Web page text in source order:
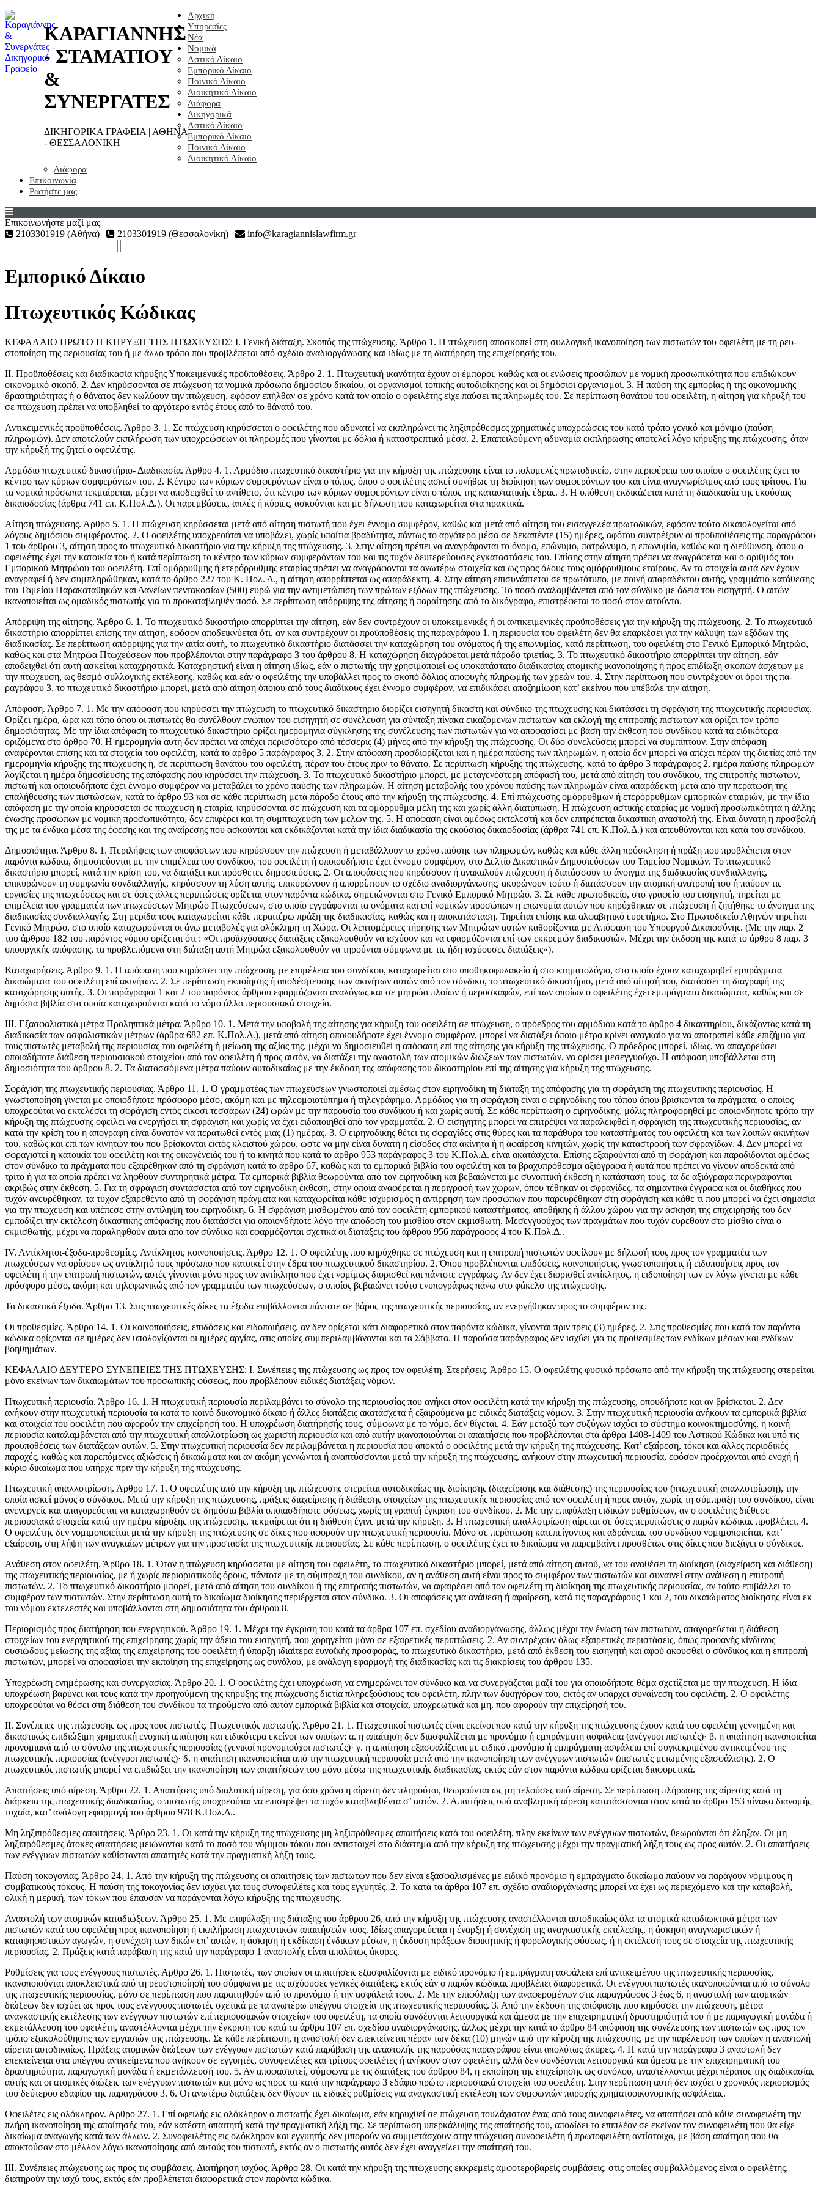
ΚΑΡΑΓΙΑΝΝΗΣ
- ΣΤΑΜΑΤΙΟΥ
&
ΣΥΝΕΡΓΑΤΕΣ
ΔΙΚΗΓΟΡΙΚΑ ΓΡΑΦΕΙΑ | ΑΘΗΝΑ
- ΘΕΣΣΑΛΟΝΙΚΗ
Αρχική
Υπηρεσίες
Νέα
Νομικά
Αστικό Δίκαιο
Εμπορικό Δίκαιο
Ποινικό Δίκαιο
Διοικητικό Δίκαιο
Διάφορα
Δικηγορικά
Αστικό Δίκαιο
Εμπορικό Δίκαιο
Ποινικό Δίκαιο
Διοικητικό Δίκαιο
Διάφορα
Επικοινωνία
Ρωτήστε μας
Επικοινωνήστε μαζί μας
2103301919 (Αθήνα) |
2103301919 (Θεσσαλονίκη) | info@karagiannislawfirm.gr
Εμπορικό Δίκαιο
Πτωχευτικός Κώδικας
ΚΕΦΑΛΑΙΟ ΠΡΩΤΟ Η ΚΗΡΥΞΗ ΤΗΣ ΠΤΩΧΕΥΣΗΣ: Ι. Γενική διάταξη. Σκοπός της πτώχευσης. Άρθρο 1. Η πτώχευση αποσκοπεί στη συλλογική ικανοποίηση των πιστωτών του οφειλέτη με τη ρευ­
στοποίηση της περιουσίας του ή με άλλο τρόπο που προβλέπεται από σχέδιο αναδιοργάνωσης και ιδίως με τη διατήρηση της επιχείρησής του.
ΙΙ. Προϋποθέσεις και διαδικασία κήρυξης Υποκειμενικές προϋποθέσεις. Άρθρο 2. 1. Πτωχευτική ικανότητα έχουν οι έμποροι, καθώς και οι ενώσεις προσώπων με νομική προσωπι­κότητα που επιδιώκουν
οικονομικό σκοπό. 2. Δεν κηρύσσονται σε πτώχευση τα νομικά πρόσωπα δημοσίου δικαίου, οι οργανισμοί τοπικής αυτοδιοίκησης και οι δημόσιοι οργανισμοί. 3. Η παύση της εμπορίας ή της οικονομικής
δραστη­ριότητας ή ο θάνατος δεν κωλύουν την πτώχευση, εφό­σον επήλθαν σε χρόνο κατά τον οποίο ο οφειλέτης είχε παύσει τις πληρωμές του. Σε περίπτωση θανάτου του οφειλέτη, η αίτηση για κήρυξή του
σε πτώχευση πρέπει να υποβληθεί το αργότερο εντός έτους από το θάνατό του.
Αντικειμενικές προϋποθέσεις. Άρθρο 3. 1. Σε πτώχευση κηρύσσεται ο οφειλέτης που αδυνατεί να εκπληρώνει τις ληξιπρόθεσμες χρη­ματικές υποχρεώσεις του κατά τρόπο γενικό και μόνι­μο (παύση
πληρωμών). Δεν αποτελούν εκπλήρωση των υποχρεώσεων οι πληρωμές που γίνονται με δόλια ή καταστρεπτικά μέσα. 2. Επαπειλούμενη αδυναμία εκπλήρωσης αποτελεί λόγο κήρυξης της πτώχευσης, όταν
την κήρυξή της ζητεί ο οφειλέτης.
Αρμόδιο πτωχευτικό δικαστήριο- Διαδικασία. Άρθρο 4. 1. Αρμόδιο πτωχευτικό δικαστήριο για την κήρυξη της πτώχευσης είναι το πολυμελές πρωτοδικείο, στην περιφέρεια του οποίου ο οφειλέτης έχει το
κέντρο των κύριων συμφερόντων του. 2. Κέντρο των κύριων συμφερόντων είναι ο τόπος, όπου ο οφειλέτης ασκεί συνήθως τη διοίκηση των συμφερόντων του και είναι αναγνωρίσιμος από τους τρίτους. Για
τα νομικά πρόσωπα τεκμαίρεται, μέχρι να αποδειχθεί το αντίθετο, ότι κέντρο των κύριων συμφε­ρόντων είναι ο τόπος της καταστατικής έδρας. 3. Η υπόθεση εκδικάζεται κατά τη διαδικασία της εκούσιας
δικαιοδοσίας (άρθρα 741 επ. Κ.Πολ.Δ.). Οι πα­ρεμβάσεις, απλές ή κύριες, ασκούνται και με δήλωση που καταχωρείται στα πρακτικά.
Αίτηση πτώχευσης. Άρθρο 5. 1. Η πτώχευση κηρύσσεται μετά από αίτηση πιστωτή που έχει έννομο συμφέρον, καθώς και μετά από αίτηση του εισαγγελέα πρωτοδικών, εφόσον τούτο δικαιολογείται από
λόγους δημόσιου συμφέροντος. 2. Ο οφειλέτης υποχρεούται να υποβάλει, χωρίς υπαί­τια βραδύτητα, πάντως το αργότερο μέσα σε δεκαπέντε (15) ημέρες, αφότου συντρέξουν οι προϋποθέσεις της παραγράφου
1 του άρθρου 3, αίτηση προς το πτωχευ­τικό δικαστήριο για την κήρυξη της πτώχευσης. 3. Στην αίτηση πρέπει να αναγράφονται το όνομα, επώνυμο, πατρώνυμο, η επωνυμία, καθώς και η διεύ­θυνση, όπου ο
οφειλέτης έχει την κατοικία του ή κατά περίπτωση το κέντρο των κύριων συμφερόντων του και τις τυχόν δευτερεύουσες εγκαταστάσεις του. Επίσης στην αίτηση πρέπει να αναγράφεται και ο αριθμός του
Εμπορικού Μητρώου του οφειλέτη. Επί ομόρρυθμης ή ετερόρρυθμης εταιρίας πρέπει να αναγράφονται τα ανωτέρω στοιχεία και ως προς όλους τους ομόρρυθ­μους εταίρους. Αν τα στοιχεία αυτά δεν έχουν
αναγρα­φεί ή δεν συμπληρώθηκαν, κατά το άρθρο 227 του Κ. Πολ. Δ., η αίτηση απορρίπτεται ως απαράδεκτη. 4. Στην αίτηση επισυνάπτεται σε πρωτότυπο, με ποινή απαραδέκτου αυτής, γραμμάτιο κατάθεσης
του Ταμείου Παρακαταθηκών και Δανείων πεντακοσίων (500) ευρώ για την αντιμετώπιση των πρώτων εξόδων της πτώ­χευσης. Το ποσό αναλαμβάνεται από τον σύνδικο με άδεια του εισηγητή. Ο αιτών
ικανοποιείται ως ομαδικός πιστωτής για το προκαταβληθέν ποσό. Σε περίπτωση απόρριψης της αίτησης ή παραίτησης από το δικόγρα­φο, επιστρέφεται το ποσό στον αιτούντα.
Απόρριψη της αίτησης. Άρθρο 6. 1. Το πτωχευτικό δικαστήριο απορρίπτει την αίτηση, εάν δεν συντρέχουν οι υποκειμενικές ή οι αντικειμενικές προϋποθέσεις για την κήρυξη της πτώ­χευσης. 2. Το πτωχευτικό
δικαστήριο απορρίπτει επίσης την αίτηση, εφόσον αποδεικνύεται ότι, αν και συντρέχουν οι προϋποθέσεις της παραγράφου 1, η περιουσία του οφειλέτη δεν θα επαρκέσει για την κάλυψη των εξόδων της
διαδικασίας. Σε περίπτωση απόρριψης για την αιτία αυτή, το πτωχευτικό δικαστήριο διατάσσει την καταχώ­ρηση του ονόματος ή της επωνυμίας, κατά περίπτωση, του οφειλέτη στο Γενικό Εμπορικό Μητρώο,
καθώς και στα Μητρώα Πτωχεύσεων που προβλέπονται στην πα­ράγραφο 3 του άρθρου 8. Η καταχώρηση διαγράφεται μετά πάροδο τριετίας. 3. Το πτωχευτικό δικαστήριο απορρίπτει την αίτηση, εάν
αποδειχθεί ότι αυτή ασκείται καταχρηστικά. Κα­ταχρηστική είναι η αίτηση ιδίως, εάν ο πιστωτής την χρησιμοποιεί ως υποκατάστατο διαδικασίας ατομικής ικανοποίησης ή προς επιδίωξη σκοπών άσχετων με
την πτώχευση, ως θεσμό συλλογικής εκτέλεσης, καθώς και εάν ο οφειλέτης την υποβάλλει προς το σκοπό δόλιας αποφυγής πληρωμής των χρεών του. 4. Στην περίπτωση που συντρέχουν οι όροι της πα­
ραγράφου 3, το πτωχευτικό δικαστήριο μπορεί, μετά από αίτηση όποιου από τους διαδίκους έχει έννομο συμφέρον, να επιδικάσει αποζημίωση κατ’ εκείνου που υπέβαλε την αίτηση.
Απόφαση. Άρθρο 7. 1. Με την απόφαση που κηρύσσει την πτώ­χευση το πτωχευτικό δικαστήριο διορίζει εισηγητή δικα­στή και σύνδικο της πτώχευσης και διατάσσει τη σφρά­γιση της πτωχευτικής περιουσίας.
Ορίζει ημέρα, ώρα και τόπο όπου οι πιστωτές θα συνέλθουν ενώπιον του εισηγητή σε συνέλευση για σύνταξη πίνακα εικαζόμενων πιστωτών και εκλογή της επιτροπής πιστωτών και ορίζει τον τρόπο
δημοσιότητας. Με την ίδια απόφαση το πτω­χευτικό δικαστήριο ορίζει ημερομηνία σύγκλησης της συνέλευσης των πιστωτών για να αποφασίσει με βάση την έκθεση του συνδίκου κατά τα ειδικότερα
οριζόμενα στο άρθρο 70. Η ημερομηνία αυτή δεν πρέπει να απέχει περισσότερο από τέσσερις (4) μήνες από την κήρυξη της πτώχευσης. Οι δύο συνελεύσεις μπορεί να συμπίπτουν. Στην απόφαση
αναφέρονται επίσης και τα στοιχεία του οφειλέτη, κατά το άρθρο 5 παράγραφος 3. 2. Στην απόφαση προσδιορίζεται και η ημέρα παύσης των πληρωμών, η οποία δεν μπορεί να απέχει πέραν της διετίας από την
ημερομηνία κήρυξης της πτώχευσης ή, σε περίπτωση θανάτου του οφειλέτη, πέραν του έτους πριν το θάνατο. Σε περίπτωση κήρυξης της πτώχευσης, κατά το άρθρο 3 παράγραφος 2, ημέρα παύσης πλη­ρωμών
λογίζεται η ημέρα δημοσίευσης της απόφασης που κηρύσσει την πτώχευση. 3. Το πτωχευτικό δικαστήριο μπορεί, με μεταγενέστε­ρη απόφασή του, μετά από αίτηση του συνδίκου, της επιτροπής πιστωτών,
πιστωτή και οποιουδήποτε έχει έννομο συμφέρον να μεταβάλει το χρόνο παύσης των πληρωμών. Η αίτηση μεταβολής του χρόνου παύσης των πληρωμών είναι απαράδεκτη μετά από την περάτωση της
επαλήθευσης των πιστώσεων, κατά το άρθρο 93 και σε κάθε περίπτωση μετά πάροδο έτους από την κήρυξη της πτώχευσης. 4. Επί πτώχευσης ομόρρυθμων ή ετερόρρυθμων εμπορικών εταιριών, με την ίδια
απόφαση με την οποία κηρύσσεται σε πτώχευση η εταιρία, κηρύσσονται σε πτώχευση και τα ομόρρυθμα μέλη της και χωρίς άλλη διατύπωση. Η πτώχευση αστικής εταιρίας με νομική προσωπικότητα ή άλλης
ένωσης προσώπων με νομική προσωπικότητα, δεν επιφέρει και τη συμπτώχευση των μελών της. 5. Η απόφαση είναι αμέσως εκτελεστή και δεν επιτρέ­πεται δικαστική αναστολή της. Είναι δυνατή η προσβολή
της με τα ένδικα μέσα της έφεσης και της αναίρεσης που ασκούνται και εκδικάζονται κατά την ίδια διαδικα­σία της εκούσιας δικαιοδοσίας (άρθρα 741 επ. Κ.Πολ.Δ.) και απευθύνονται και κατά του συνδίκου.
Δημοσιότητα. Άρθρο 8. 1. Περιλήψεις των αποφάσεων που κηρύσ­σουν την πτώχευση ή μεταβάλλουν το χρόνο παύσης των πληρωμών, καθώς και κάθε άλλη πρόσκληση ή πράξη που προβλέπεται στον
παρόντα κώδικα, δημο­σιεύονται με την επιμέλεια του συνδίκου, του οφειλέ­τη ή οποιουδήποτε έχει έννομο συμφέρον, στο Δελτίο Δικαστικών Δημοσιεύσεων του Ταμείου Νομικών. Το πτωχευτικό
δικαστήριο μπορεί, κατά την κρίση του, να διατάξει και πρόσθετες δημοσιεύσεις. 2. Οι αποφάσεις που κηρύσσουν ή ανακαλούν πτώ­χευση ή διατάσσουν το άνοιγμα της διαδικασίας συν­διαλλαγής,
επικυρώνουν τη συμφωνία συνδιαλλαγής, κηρύσσουν τη λύση αυτής, επικυρώνουν ή απορρίπτουν το σχέδιο αναδιοργάνωσης, ακυρώνουν τούτο ή διατάσ­σουν την ατομική ανατροπή του ή παύουν τις
εργασίες της πτωχεύσεως και σε όσες άλλες περιπτώσεις ορί­ζεται στον παρόντα κώδικα, σημειώνονται στο Γενικό Εμπορικό Μητρώο. 3. Σε κάθε πρωτοδικείο, στο γραφείο του εισηγητή, τηρείται με
επιμέλεια του γραμματέα των πτωχεύσε­ων Μητρώο Πτωχεύσεων, στο οποίο εγγράφονται τα ονόματα και επί νομικών προσώπων η επωνυμία αυτών που κηρύχθηκαν σε πτώχευση ή ζητήθηκε το άνοιγμα της
διαδικασίας συνδιαλλαγής. Στη μερίδα τους κατα­χωρείται κάθε περαιτέρω πράξη της διαδικασίας, καθώς και η αποκατάσταση. Τηρείται επίσης και αλφαβητικό ευρετήριο. Στο Πρωτοδικείο Αθηνών τηρείται
Γενικό Μητρώο, στο οποίο καταχωρούνται οι άνω μεταβολές για ολόκληρη τη Χώρα. Οι λεπτομέρειες τήρησης των Μητρώων αυτών καθορίζονται με Απόφαση του Υπουρ­γού Δικαιοσύνης. (Με την παρ. 2
του άρθρου 182 του παρόντος νόμου ορίζεται ότι : «Οι προϊσχύσασες διατάξεις εξακολουθούν να ισχύ­ουν και να εφαρμόζονται επί των εκκρεμών διαδικασιών. Μέχρι την έκδοση της κατά το άρθρο 8 παρ. 3
υπουρ­γικής απόφασης, τα προβλεπόμενα στη διάταξη αυτή Μητρώα εξακολουθούν να τηρούνται σύμφωνα με τις ήδη ισχύουσες διατάξεις»).
Καταχωρήσεις. Άρθρο 9. 1. Η απόφαση που κηρύσσει την πτώχευση, με επιμέλεια του συνδίκου, καταχωρείται στο υποθη­κοφυλακείο ή στο κτηματολόγιο, στο οποίο έχουν κα­ταχωρηθεί εμπράγματα
δικαιώματα του οφειλέτη επί ακινήτων. 2. Σε περίπτωση εκποίησης ή αποδέσμευσης των ακι­νήτων αυτών από τον σύνδικο, το πτωχευτικό δικαστή­ριο, μετά από αίτησή του, διατάσσει τη διαγραφή της
καταχώρησης αυτής. 3. Οι παράγραφοι 1 και 2 του παρόντος άρθρου εφαρ­μόζονται αναλόγως και σε μητρώα πλοίων ή αεροσκα­φών, επί των οποίων ο οφειλέτης έχει εμπράγματα δικαιώματα, καθώς και σε
δημόσια βιβλία στα οποία καταχωρούνται κατά το νόμο άλλα περιουσιακά στοι­χεία.
ΙΙΙ. Εξασφαλιστικά μέτρα Προληπτικά μέτρα. Άρθρο 10. 1. Μετά την υποβολή της αίτησης για κή­ρυξη του οφειλέτη σε πτώχευση, ο πρόεδρος του αρ­μόδιου κατά το άρθρο 4 δικαστηρίου, δικάζοντας κατά τη
διαδικασία των ασφαλιστικών μέτρων (άρθρα 682 επ. Κ.Πολ.Δ.), μετά από αίτηση οποιουδήποτε έχει έννομο συμφέρον, μπορεί να διατάξει όποιο μέτρο κρίνει ανα­γκαίο για να αποτραπεί κάθε επιζήμια για
τους πιστω­τές μεταβολή της περιουσίας του οφειλέτη ή μείωση της αξίας της, μέχρι να δημοσιευθεί η απόφαση επί της αίτησης για κήρυξη της πτώχευσης. Ο πρόεδρος μπορεί, ιδίως, να απαγορεύσει
οποιαδήποτε διάθεση περιουσιακού στοιχείου από τον οφειλέτη ή προς αυτόν, να διατάξει την αναστολή των ατομικών διώξεων των πιστωτών, να ορίσει μεσεγγυούχο. Η απόφαση υποβάλ­λεται στη
δημοσιότητα του άρθρου 8. 2. Τα διατασσόμενα μέτρα παύουν αυτοδικαίως με την έκδοση της απόφασης του δικαστηρίου επί της αίτησης για κήρυξη της πτώχευσης.
Σφράγιση της πτωχευτικής περιουσίας. Άρθρο 11. 1. Ο γραμματέας των πτωχεύσεων γνωστο­ποιεί αμέσως στον ειρηνοδίκη τη διάταξη της απόφα­σης για τη σφράγιση της πτωχευτικής περιουσίας. Η
γνωστοποίηση γίνεται με οποιοδήποτε πρόσφορο μέσο, ακόμη και με τηλεομοιοτύπημα ή τηλεγράφημα. Αρμό­διος για τη σφράγιση είναι ο ειρηνοδίκης του τόπου όπου βρίσκονται τα πράγματα, ο οποίος
υποχρεούται να εκτελέσει τη σφράγιση εντός είκοσι τεσσάρων (24) ωρών με την παρουσία του συνδίκου ή και χωρίς αυτή. Σε κάθε περίπτωση ο ειρηνοδίκης, μόλις πληροφορηθεί με οποιονδήποτε τρόπο την
κήρυξη της πτώχευσης οφείλει να ενεργήσει τη σφράγιση και χωρίς να έχει ειδοποιηθεί από τον γραμματέα. 2. Ο εισηγητής μπορεί να επιτρέψει να παραλειφθεί η σφράγιση της πτωχευτικής περιουσίας, αν
κατά την κρίση του η απογραφή είναι δυνατόν να περατωθεί εντός μιας (1) ημέρας. 3. Ο ειρηνοδίκης θέτει τις σφραγίδες στις θύρες και τα παράθυρα του καταστήματος του οφειλέτη και των λοιπών ακινήτων
του, καθώς και επί των κινητών του που βρίσκονται εκτός κλειστού χώρου, ώστε να μην είναι δυνατή η είσοδος στα ακίνητα ή η αφαίρεση κινητών, χωρίς την καταστροφή των σφραγίδων. 4. Δεν μπορεί να
σφραγιστεί η κατοικία του οφειλέτη και της οικογένειάς του ή τα κινητά που κατά το άρ­θρο 953 παράγραφος 3 του Κ.Πολ.Δ. είναι ακατάσχετα. Επίσης εξαιρούνται από τη σφράγιση και παραδίδονται αμέσως
στον σύνδικο τα πράγματα που εξαιρέθηκαν από τη σφράγιση κατά το άρθρο 67, καθώς και τα εμπορικά βιβλία του οφειλέτη και τα βραχυπρόθεσμα αξιόγραφα ή αυτά που πρέπει να γίνουν αποδεκτά από
τρίτο ή για τα οποία πρέπει να ληφθούν συντηρητικά μέτρα. Τα εμπορικά βιβλία θεωρούνται από τον ειρηνο­δίκη και βεβαιώνεται με συνοπτική έκθεση η κατάστασή τους, τα δε αξιόγραφα περιγράφονται
ακριβώς στην έκθεση. 5. Για τη σφράγιση συντάσσεται από τον ειρηνοδίκη έκθεση, στην οποία αναφέρεται η περιγραφή των χώ­ρων, όπου τέθηκαν οι σφραγίδες, τα σημαντικά έγγραφα και οι διαθήκες που
τυχόν ανευρέθηκαν, τα τυχόν εξαιρεθέντα από τη σφράγιση πράγματα και καταχωρεί­ται κάθε ισχυρισμός ή αντίρρηση των προσώπων που παρευρέθηκαν στη σφράγιση και κάθε τι που μπορεί να έχει σημασία
για την πτώχευση και υπέπεσε στην αντίληψη του ειρηνοδίκη. 6. Η σφράγιση μισθωμένου από τον οφειλέτη εμπορι­κού καταστήματος, αποθήκης ή άλλου χώρου για την άσκηση της επιχειρήσής του δεν
εμποδίζει την εκτέλεση δικαστικής απόφασης που διατάσσει για οποιονδήποτε λόγο την απόδοση του μισθίου στον εκμισθωτή. Με­σεγγυούχος των πραγμάτων που τυχόν ευρεθούν στο μίσθιο είναι ο
εκμισθωτής, μέχρι να παραληφθούν αυτά από τον σύνδικο και εφαρμόζονται σχετικά οι διατάξεις του άρθρου 956 παράγραφος 4 του Κ.Πολ.Δ..
ΙV. Aντίκλητοι-έξοδα-προθεσμίες. Αντίκλητοι, κοινοποιήσεις. Άρθρο 12. 1. Ο οφειλέτης που κηρύχθηκε σε πτώχευ­ση και η επιτροπή πιστωτών οφείλουν με δήλωσή τους προς τον γραμματέα των
πτωχεύσεων να ορίσουν ως αντίκλητό τους πρόσωπο που κατοικεί στην έδρα του πτωχευτικού δικαστηρίου. 2. Όπου προβλέπονται επιδόσεις, κοινοποιήσεις, γνω­στοποιήσεις ή ειδοποιήσεις προς τον
οφειλέτη ή την επιτροπή πιστωτών, αυτές γίνονται μόνο προς τον αντί­κλητο που έχει νομίμως διορισθεί και πάντοτε εγγρά­φως. Αν δεν έχει διορισθεί αντίκλητος, η ειδοποίηση των εν λόγω γίνεται με κάθε
πρόσφορο μέσο, ακόμη και τηλεφωνικώς από τον γραμματέα των πτωχεύσε­ων, ο οποίος βεβαιώνει τούτο ενυπογράφως πάνω στο φάκελο της πτώχευσης.
Τα δικαστικά έξοδα. Άρθρο 13. Στις πτωχευτικές δίκες τα έξοδα επιβάλ­λονται πάντοτε σε βάρος της πτωχευτικής περιουσίας, αν ενεργήθηκαν προς το συμφέρον της.
Οι προθεσμίες. Άρθρο 14. 1. Οι κοινοποιήσεις, επιδόσεις και ειδοποι­ήσεις, αν δεν ορίζεται κάτι διαφορετικό στον παρόντα κώδικα, γίνονται πριν τρεις (3) ημέρες. 2. Στις προθεσμίες που κατά τον παρόντα
κώδικα ορίζονται σε ημέρες δεν υπολογίζονται οι ημέρες αρ­γίας, στις οποίες συμπεριλαμβάνονται και τα Σάββατα. Η παρούσα παράγραφος δεν ισχύει για τις προθεσμίες των ενδίκων μέσων και ενδίκων
βοηθημάτων.
ΚΕΦΑΛΑΙΟ ΔΕΥΤΕΡΟ ΣΥΝΕΠΕΙΕΣ ΤΗΣ ΠΤΩΧΕΥΣΗΣ: Ι. Συνέπειες της πτώχευσης ως προς τον οφειλέτη. Στερήσεις. Άρθρο 15. Ο οφειλέτης φυσικό πρόσωπο από την κήρυξη της πτώχευσης στερείται
μόνο εκείνων των δι­καιωμάτων του προσωπικής φύσεως, που προβλέπουν ειδικές διατάξεις νόμων.
Πτωχευτική περιουσία. Άρθρο 16. 1. Η πτωχευτική περιουσία περιλαμβάνει το σύνολο της περιουσίας που ανήκει στον οφειλέτη κατά την κήρυξη της πτώχευσης, οπουδήποτε και αν βρίσκεται. 2. Δεν
ανήκουν στην πτωχευτική περιουσία τα κατά το κοινό δικονομικό δίκαιο ή άλλες διατάξεις ακατάσχετα ή εξαιρούμενα με ειδικές διατάξεις νόμων. 3. Στην πτωχευτική περιουσία ανήκουν τα εμπορικά βιβλία
και στοιχεία του οφειλέτη που αφορούν την επιχείρησή του. Η υποχρέωση διατήρησής τους, σύμφωνα με το νόμο, δεν θίγεται. 4. Εάν μεταξύ των συζύγων ισχύει το σύστημα κοινο­κτημοσύνης, η κοινή
περιουσία καταλαμβάνεται από την πτωχευτική απαλλοτρίωση ως χωριστή περιουσία και από αυτήν ικανοποιούνται οι απαιτήσεις που προβλέ­πονται στα άρθρα 1408-1409 του Αστικού Κώδικα και υπό τις
προϋποθέσεις των διατάξεων αυτών. 5. Στην πτωχευτική περιουσία δεν περιλαμβάνεται η περιουσία που αποκτά ο οφειλέτης μετά την κήρυξη της πτώχευσης. Κατ’ εξαίρεση, τόκοι και άλλες περιοδικές
παροχές, καθώς και παρεπόμενες αξιώσεις ή δικαιώμα­τα και αν ακόμη γεννώνται ή αναπτύσσονται μετά την κήρυξη της πτώχευσης, ανήκουν στην πτωχευτική περι­ουσία, εφόσον προέρχονται από ενοχή ή
κύριο δικαίωμα που υπήρχε πριν την κήρυξη της πτώχευσης.
Πτωχευτική απαλλοτρίωση. Άρθρο 17. 1. Ο οφειλέτης από την κήρυξη της πτώχευ­σης στερείται αυτοδικαίως της διοίκησης (διαχείρισης και διάθεσης) της περιουσίας του (πτωχευτική απαλλο­τρίωση), την
οποία ασκεί μόνος ο σύνδικος. Μετά την κήρυξη της πτώχευσης, πράξεις διαχείρισης ή διάθεσης στοιχείων της πτωχευτικής περιουσίας από τον οφει­λέτη ή προς αυτόν, χωρίς τη σύμπραξη του συνδίκου, είναι
ανενεργείς και απαγορεύεται να καταχωρηθούν σε δημόσια βιβλία οποιασδήποτε φύσεως, χωρίς τη γραπτή έγκριση του συνδίκου. 2. Με την επιφύλαξη ειδικών ρυθμίσεων, αν ο οφει­λέτης διέθεσε
περιουσιακά στοιχεία κατά την ημέρα κήρυξης της πτώχευσης, τεκμαίρεται ότι η διάθεση έγινε μετά την κήρυξη. 3. Η πτωχευτική απαλλοτρίωση αίρεται σε όσες πε­ριπτώσεις ο παρών κώδικας προβλέπει. 4.
Ο οφειλέτης δεν νομιμοποιείται μετά την κήρυξη της πτώχευσης σε δίκες που αφορούν την πτωχευτι­κή περιουσία. Μόνο σε περίπτωση κατεπείγοντος και αδράνειας του συνδίκου νομιμοποιείται, κατ’
εξαίρεση, στη λήψη των αναγκαίων μέτρων για την προστασία της πτωχευτικής περιουσίας. Σε κάθε περίπτωση, ο οφειλέ­της έχει το δικαίωμα να παρεμβαίνει προσθέτως στις δίκες που διεξάγει ο σύνδικος.
Ανάθεση στον οφειλέτη. Άρθρο 18. 1. Όταν η πτώχευση κηρύσσεται με αίτη­ση του οφειλέτη, το πτωχευτικό δικαστήριο μπορεί, μετά από αίτηση αυτού, να του αναθέσει τη διοίκηση (διαχείριση και διάθεση)
της πτωχευτικής περιουσίας, με ή χωρίς περιοριστικούς όρους, πάντοτε με τη σύ­μπραξη του συνδίκου, αν η ανάθεση αυτή είναι προς το συμφέρον των πιστωτών και συναινεί στην ανάθεση η επιτροπή
πιστωτών. 2. Το πτωχευτικό δικαστήριο μπορεί, μετά από αίτηση του συνδίκου ή της επιτροπής πιστωτών, να αφαιρέσει από τον οφειλέτη τη διοίκηση της πτωχευτικής περιου­σίας, αν τούτο επιβάλλει το
συμφέρον των πιστωτών. Στην περίπτωση αυτή το δικαίωμα διοίκησης περιέρ­χεται στον σύνδικο. 3. Οι αποφάσεις για ανάθεση ή αφαίρεση, κατά τις παραγράφους 1 και 2, του δικαιώματος διοίκησης είναι εκ
του νόμου εκτελεστές και υποβάλλονται στη δημο­σιότητα του άρθρου 8.
Περιορισμός προς διατήρηση του ενεργητικού. Άρθρο 19. 1. Μέχρι την έγκριση του κατά τα άρθρα 107 επ. σχεδίου αναδιοργάνωσης, άλλως μέχρι την ένω­ση των πιστωτών, απαγορεύεται η διάθεση
στοιχείων του ενεργητικού της επιχείρησης χωρίς την άδεια του εισηγητή, που χορηγείται μόνο σε εξαιρετικές περι­πτώσεις. 2. Αν συντρέχουν όλως εξαιρετικές περιστάσεις, όπως προφανής κίνδυνος
ουσιώδους μείωσης της αξίας της επιχείρησης του οφειλέτη ή ύπαρξη ιδιαίτερα ευνοϊκής προσφοράς, το πτωχευτικό δικαστήριο, μετά από έκθε­ση του εισηγητή και αφού ακουσθεί ο σύνδικος και η επιτροπή
πιστωτών, μπορεί να αποφασίσει την εκποίηση της επιχείρησης ως συνόλου, με ανάλογη εφαρμογή της διαδικασίας και τις διακρίσεις του άρθρου 135.
Υποχρέωση ενημέρωσης και συνεργασίας. Άρθρο 20. 1. Ο οφειλέτης έχει υποχρέωση να ενη­μερώνει τον σύνδικο και να συνεργάζεται μαζί του για οποιοδήποτε θέμα σχετίζεται με την πτώχευση. Η ίδια
υποχρέωση βαρύνει και τους κατά την προηγούμενη της κήρυξης της πτώχευσης διετία πληρεξούσιους του οφειλέτη, πλην των δικηγόρων του, εκτός αν υπάρχει συναίνεση του οφειλέτη. 2. Ο οφειλέτης
υποχρεούται να θέσει στη διάθεση του συνδίκου τα τηρούμενα από αυτόν εμπορικά βιβλία και στοιχεία, υποχρεωτικά και μη, που αφορούν την επιχείρησή του.
ΙΙ. Συνέπειες της πτώχευσης ως προς τους πιστωτές. Πτωχευτικός πιστωτής. Άρθρο 21. 1. Πτωχευτικοί πιστωτές είναι εκείνοι που κατά την κήρυξη της πτώχευσης έχουν κατά του οφει­λέτη γεννημένη και
δικαστικώς επιδιώξιμη χρηματική ενοχική απαίτηση και ειδικότερα εκείνοι των οποίων: α. η απαίτηση δεν διασφαλίζεται με προνόμιο ή εμπράγματη ασφάλεια (ανέγγυοι πιστωτές)· β. η απαίτηση ικανοποιείται
προνομιακά από το σύνο­λο της πτωχευτικής περιουσίας (γενικοί προνομιούχοι πιστωτές)· γ. η απαίτηση εξασφαλίζεται με ειδικό προνόμιο ή εμπράγματη ασφάλεια επί συγκεκριμένου αντικειμένου της
πτωχευτικής περιουσίας (ενέγγυοι πιστωτές)· δ. η απαίτηση ικανοποιείται από την πτωχευτική πε­ριουσία μετά από την ικανοποίηση των ανέγγυων πι­στωτών (πιστωτές μειωμένης εξασφάλισης). 2. Ο
πτωχευτικός πιστωτής μπορεί να επιδιώξει την ικανοποίηση των απαιτήσεών του μόνο μέσω της πτω­χευτικής διαδικασίας, εκτός εάν στον παρόντα κώδικα ορίζεται διαφορετικά.
Απαιτήσεις υπό αίρεση. Άρθρο 22. 1. Απαιτήσεις υπό διαλυτική αίρεση, για όσο χρόνο η αίρεση δεν πληρούται, θεωρούνται ως μη τελούσες υπό αίρεση. Σε περίπτωση πλήρωσης της αίρεσης κατά τη
διάρκεια της πτωχευτικής διαδικασί­ας, ο πιστωτής υποχρεούται να επιστρέψει τα τυχόν καταβληθέντα σ’ αυτόν. 2. Απαιτήσεις υπό αναβλητική αίρεση κατατάσσονται στον κατά το άρθρο 153 πίνακα διανομής
τυχαία, κατ’ ανάλογη εφαρμογή του άρθρου 978 Κ.Πολ.Δ..
Μη ληξιπρόθεσμες απαιτήσεις. Άρθρο 23. 1. Οι κατά την κήρυξη της πτώχευσης μη ληξιπρόθεσμες απαιτήσεις κατά του οφειλέτη, πλην εκείνων των ενέγγυων πιστωτών, θεωρούνται ότι έλη­ξαν. Οι μη
ληξιπρόθεσμες άτοκες απαιτήσεις μειώνονται κατά το ποσό του νόμιμου τόκου που αντιστοιχεί στο διάστημα από την κήρυξη της πτώχευσης μέχρι την πραγματική λήξη τους ως προς αυτόν. 2. Οι απαιτήσεις
των ενέγγυων πιστωτών καθίστανται απαιτητές κατά την πραγματική λήξη τους.
Παύση τοκογονίας. Άρθρο 24. 1. Από την κήρυξη της πτώχευσης οι απαι­τήσεις των πιστωτών που δεν είναι εξασφαλισμένες με ειδικό προνόμιο ή εμπράγματο δικαίωμα παύουν να παράγουν νόμιμους ή
συμβατικούς τόκους. Η παύση της τοκογονίας δεν ισχύει για τους συνοφειλέτες και τους εγγυητές. 2. Το κατά τα άρθρα 107 επ. σχέδιο αναδιοργάνωσης μπορεί να έχει ως περιεχόμενο και την καταβολή,
ολική ή μερική, των τόκων που έπαυσαν να παράγονται λόγω κήρυξης της πτώχευσης.
Αναστολή των ατομικών καταδιώξεων. Άρθρο 25. 1. Με επιφύλαξη της διάταξης του άρ­θρου 26, από την κήρυξη της πτώχευσης αναστέλλο­νται αυτοδικαίως όλα τα ατομικά καταδιωκτικά μέτρα των
πιστωτών κατά του οφειλέτη προς ικανοποίηση ή εκπλήρωση πτωχευτικών απαιτήσεών τους. Ιδίως απαγορεύεται η έναρξη ή συνέχιση της αναγκαστικής εκτέλεσης, η άσκηση αναγνωριστικών ή
καταψηφιστικών αγωγών, η συνέχιση των δικών επ’ αυτών, η άσκηση ή εκδίκαση ένδικων μέσων, η έκδοση πράξεων διοικητικής ή φορολογικής φύσεως, ή η εκτέλεσή τους σε στοιχεία της πτωχευτικής
περιουσίας. 2. Πράξεις κατά παράβαση της κατά την παράγραφο 1 αναστολής είναι απολύτως άκυρες.
Ρυθμίσεις για τους ενέγγυους πιστωτές. Άρθρο 26. 1. Πιστωτές, των οποίων οι απαιτήσεις εξασφαλίζονται με ειδικό προνόμιο ή εμπράγματη ασφάλεια επί αντικειμένου της πτωχευτικής περιουσίας,
ικανοποιούνται αποκλειστικά από τη ρευστοποίησή του σύμφωνα με τις ισχύουσες γενικές διατάξεις, εκτός εάν ο παρών κώδικας προβλέπει διαφορετικά. Οι ενέγγυοι πιστωτές ικανοποιούνται από το σύνολο
της πτωχευ­τικής περιουσίας, μόνο σε περίπτωση που παραιτηθούν από το προνόμιο ή την ασφάλειά τους. 2. Με την επιφύλαξη των αναφερομένων στις παρα­γράφους 3 έως 6, η αναστολή των ατομικών
διώξεων δεν ισχύει ως προς τους ενέγγυους πιστωτές σχετικά με τα ανωτέρω υπέγγυα στοιχεία της πτωχευτικής πε­ριουσίας. 3. Από την έκδοση της απόφασης που κηρύσσει την πτώχευση, μέτρα
αναγκαστικής εκτέλεσης των ενέγγυ­ων πιστωτών επί περιουσιακών στοιχείων του οφειλέτη, τα οποία συνδέονται λειτουργικά και άμεσα με την επιχειρηματική δραστηριότητά του ή με παραγωγική μονάδα ή
εκμετάλλευση του οφειλέτη, αναστέλλονται μέχρι την έγκριση του κατά τα άρθρα 107 επ. σχεδίου αναδιοργάνωσης, άλλως μέχρι την κατά το άρθρο 84 απόφαση της συνέλευσης των πιστωτών ως προς τον
τρόπο εξακολούθησης των εργασιών της πτώχευσης. Σε κάθε περίπτωση, η αναστολή δεν επεκτείνεται πέραν των δέκα (10) μηνών από την κήρυξη της πτώχευσης, με την παρέλευση των οποίων η αναστολή
αίρεται αυτο­δικαίως. Πράξεις ατομικών διώξεων των ενέγγυων πι­στωτών κατά παράβαση της αναστολής της παρούσας παραγράφου είναι απολύτως άκυρες. 4. Η κατά την παράγραφο 3 αναστολή δεν
επεκτείνε­ται στα υπέγγυα αντικείμενα που ανήκουν σε εγγυητές, συνοφειλέτες και τρίτους οφειλέτες ή ανήκουν στον οφειλέτη, αλλά δεν συνδέονται λειτουργικά και άμεσα με την επιχειρηματική του
δραστηριότητα, παραγωγική μονάδα ή εκμετάλλευσή του. 5. Αν αποφασιστεί, σύμφωνα με τις διατάξεις του άρθρου 84, η εκποίηση της επιχείρησης ως συνόλου, αναστέλλονται μέχρι πέρατος της διαδικασίας
αυτής και οι ατομικές διώξεις των ενέγγυων πιστωτών και μόνο ως προς τα κατά την παράγραφο 3 εδάφιο πρώτο περιουσιακά στοιχεία του οφειλέτη. Στην περίπτωση αυτή δεν ισχύει ο χρονικός περιορισμός
του δεύτερου εδαφίου της παραγράφου 3. 6. Οι ανωτέρω διατάξεις δεν θίγουν τις ειδικές ρυθ­μίσεις για αναγκαστική εκτέλεση των συμφωνιών πα­ροχής χρηματοοικονομικής ασφάλειας.
Οφειλέτες εις ολόκληρον. Άρθρο 27. 1. Επί οφειλής εις ολόκληρον ο πιστωτής έχει δικαίωμα, εάν κηρυχθεί σε πτώχευση τουλάχιστον ένας από τους συνοφειλέτες, να απαιτήσει από κάθε συνοφειλέτη την
πλήρη ικανοποίηση της απαίτησής του, εάν κατέστη απαιτητή κατά την πραγματική λήξη της. Σε περίπτωση υπερκάλυψης της απαίτησής του, αποδίδει το επιπλέον σε εκείνον τον συνοφειλέτη που θα είχε
δικαίωμα αναγωγής κατά των άλλων. 2. Συνοφειλέτης εις ολόκληρον και εγγυητής δεν μπορούν να συμμετάσχουν στην πτώχευση συνοφειλέτη ή πρωτοφειλέτη αντίστοιχα, με βάση απαίτηση που θα
αποκτούσαν στο μέλλον λόγω ικανοποίησης από αυ­τούς του πιστωτή, εκτός αν ο πιστωτής αυτός δεν έχει αναγγείλει την απαίτησή του.
ΙΙΙ. Συνέπειες πτώχευσης ως προς τις συμβάσεις. Διατήρηση ισχύος. Άρθρο 28. Οι κατά την κήρυξη της πτώχευσης εκκρε­μείς αμφοτεροβαρείς συμβάσεις, στις οποίες συμβαλλό­μενος είναι ο οφειλέτης,
διατηρούν την ισχύ τους, εκτός εάν προβλέπεται διαφορετικά στον παρόντα κώδικα.